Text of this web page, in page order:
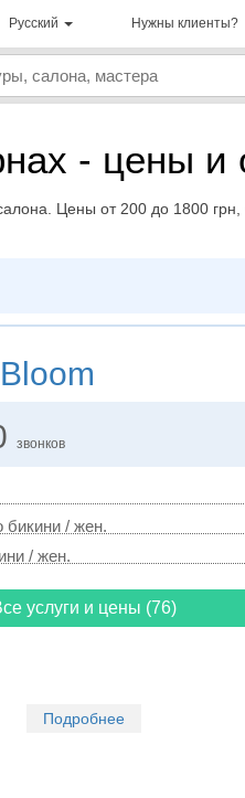
Русский Нужны клиенты?
- цены и
Цены от 200 до 1800 грн,
Bloom
звонков
бикини / жен.
/ жен.
услуги и цены (76)
Подробнее